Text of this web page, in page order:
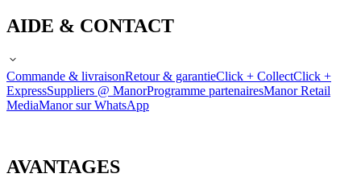
AIDE & CONTACT
Commande & livraisonRetour & garantieClick + CollectClick +
ExpressSuppliers @ ManorProgramme partenairesManor Retail
MediaManor sur WhatsApp
AVANTAGES